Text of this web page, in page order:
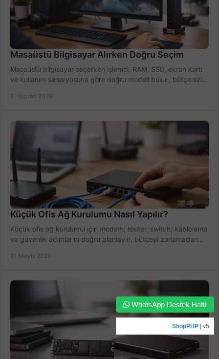
Masaüstü Bilgisayar Alırken Doğru Seçim
Masaüstü bilgisayar seçerken işlemci, RAM, SSD, ekran kartı
ve kullanım senaryosuna göre doğru modeli bulun, bütçenizi
2 Haziran 2026
Küçük Ofis Ağ Kurulumu Nasıl Yapılır?
Küçük ofis ağ kurulumu için modem, router, switch, kablolama
ve güvenlik adımlarını doğru planlayın, bütçeyi zorlamadan
31 Mayıs 2026
WhatsApp Destek Hattı
ShopPHP | v5